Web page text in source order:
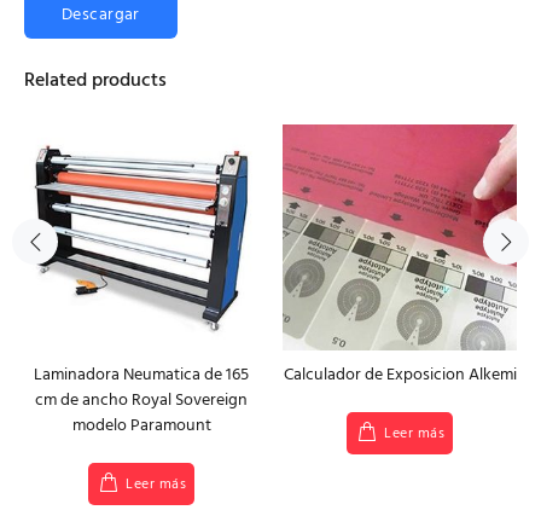
Descargar
Related products
Laminadora Neumatica de 165
cm de ancho Royal Sovereign
modelo Paramount
Leer más
Calculador de Exposicion Alkemi
Leer más